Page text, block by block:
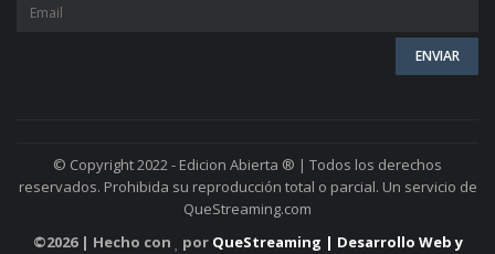
© Copyright 2022 - Edicion Abierta ® | Todos los derechos
reservados. Prohibida su reproducción total o parcial. Un servicio de
QueStreaming.com
©2026 | Hecho con por QueStreaming | Desarrollo Web y